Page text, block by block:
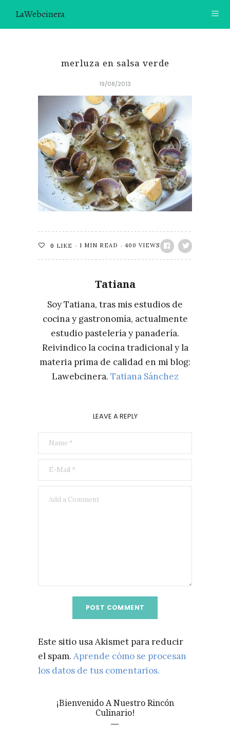
LaWebcinera
CONTACTO
¿TE GUSTARÍA UNIRTE A NUESTRA AVENTURA GASTRON
ÓMICA?
ÚNETE A LA NEWSLETTER
RECOMENDACIONES
merluza en salsa verde
19/08/2013
0 LIKE 1 MIN READ 400 VIEWS
Tatiana
Soy Tatiana, tras mis estudios de
cocina y gastronomía, actualmente
estudio pastelería y panadería.
Reivindico la cocina tradicional y la
materia prima de calidad en mi blog:
Lawebcinera. Tatiana Sánchez
LEAVE A REPLY
Este sitio usa Akismet para reducir
el spam. Aprende cómo se procesan
los datos de tus comentarios.
¡Bienvenido A Nuestro Rincón
Culinario!